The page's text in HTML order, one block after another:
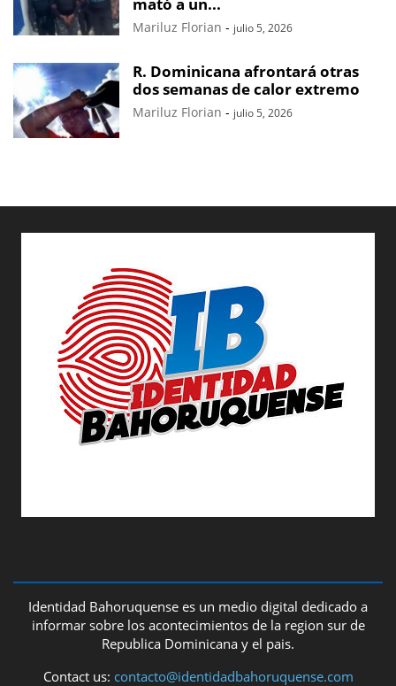
mató a un...
Mariluz Florian - julio 5, 2026
R. Dominicana afrontará otras
dos semanas de calor extremo
Mariluz Florian - julio 5, 2026
Identidad Bahoruquense es un medio digital dedicado a
informar sobre los acontecimientos de la region sur de
Republica Dominicana y el pais.
Contact us: contacto@identidadbahoruquense.com